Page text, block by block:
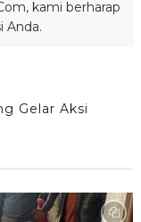
kami berharap
Anda.
Gelar Aksi